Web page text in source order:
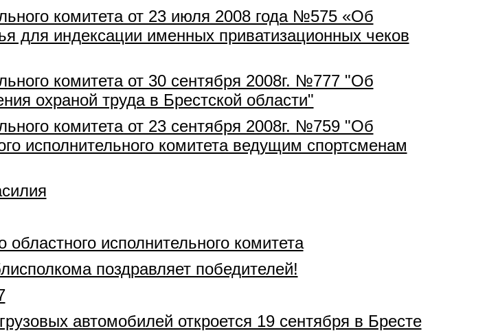
комитета от 23 июля 2008 года №575 «Об
для индексации именных приватизационных чеков
комитета от 30 сентября 2008г. №777 "Об
охраной труда в Брестской области"
комитета от 23 сентября 2008г. №759 "Об
исполнительного комитета ведущим спортсменам
исполнительного комитета
поздравляет победителей!
автомобилей откроется 19 сентября в Бресте